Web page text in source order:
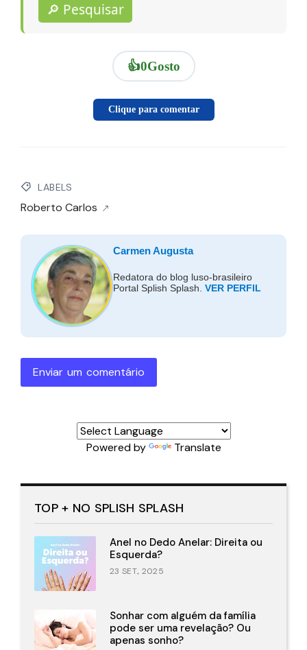
🔎 Pesquisar
👍0Gosto
Clique para comentar
LABELS
Roberto Carlos
Carmen Augusta
Redatora do blog luso-brasileiro
Portal Splish Splash. VER PERFIL
Enviar um comentário
Powered by Translate
TOP + NO SPLISH SPLASH
Anel no Dedo Anelar: Direita ou
Esquerda?
23 SET., 2025
Sonhar com alguém da família
pode ser uma revelação? Ou
apenas sonho?